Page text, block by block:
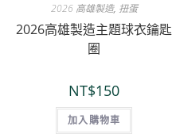
2026 高雄製造, 扭蛋
2026高雄製造主題球衣鑰匙
圈
NT$150
加入購物車